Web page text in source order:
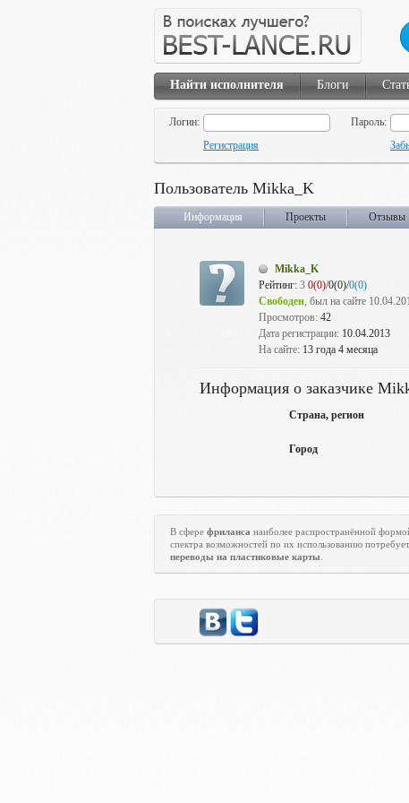
Найти исполнителя Блоги
Логин:
Пароль:
Регистрация
Пользователь Mikka_K
Информация Проекты Отзывы
Mikka_K
Рейтинг: 3 0(0)/0(0)/0(0)
Свободен, был на сайте
Просмотров: 42
Дата регистрации: 10.04.2013
На сайте: 13 года 4 месяца
Информация о заказчике
Страна, регион
Город
В сфере фриланса наиболее распространённой
спектра возможностей по их использованию
переводы на пластиковые карты